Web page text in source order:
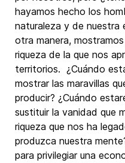
hayamos hecho los
naturaleza y de nuestra
otra manera,
riqueza de la que nos
territorios. ¿Cuándo
mostrar las maravillas
producir? ¿Cuándo
sustituir la vanidad que
riqueza que nos ha
produzca nuestra
para privilegiar una